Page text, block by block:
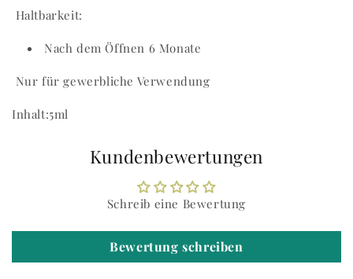
Haltbarkeit:
Nach dem Öffnen 6 Monate
Nur für gewerbliche Verwendung
Inhalt:5ml
Kundenbewertungen
Schreib eine Bewertung
Bewertung schreiben